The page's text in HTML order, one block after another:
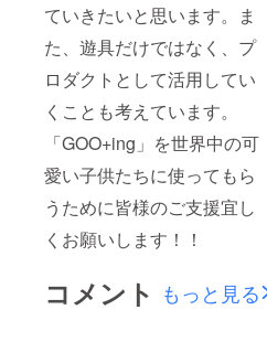
ていきたいと思います。ま
た、遊具だけではなく、プ
ロダクトとして活用してい
くことも考えています。
「GOO+ing」を世界中の可
愛い子供たちに使ってもら
うために皆様のご支援宜し
くお願いします！！
コメント もっと見る